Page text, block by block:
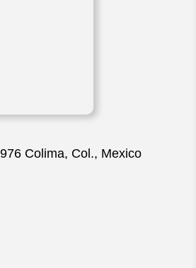
Colima, Col., Mexico